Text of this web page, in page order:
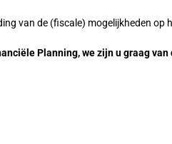
van de (fiscale) mogelijkheden
Planning, we zijn u graag van